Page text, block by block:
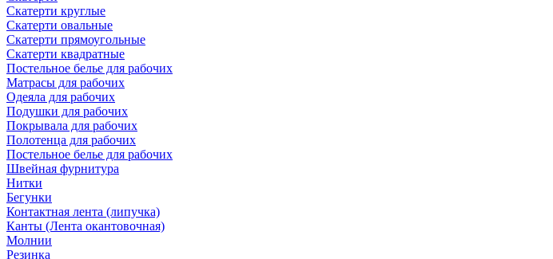
Скатерти круглые
Скатерти овальные
Скатерти прямоугольные
Скатерти квадратные
Постельное белье для рабочих
Матрасы для рабочих
Одеяла для рабочих
Подушки для рабочих
Покрывала для рабочих
Полотенца для рабочих
Постельное белье для рабочих
Швейная фурнитура
Нитки
Бегунки
Контактная лента (липучка)
Канты (Лента окантовочная)
Молнии
Резинка